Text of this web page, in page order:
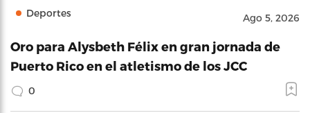
Deportes Ago 5, 2026
Oro para Alysbeth Félix en gran jornada de
Puerto Rico en el atletismo de los JCC
0